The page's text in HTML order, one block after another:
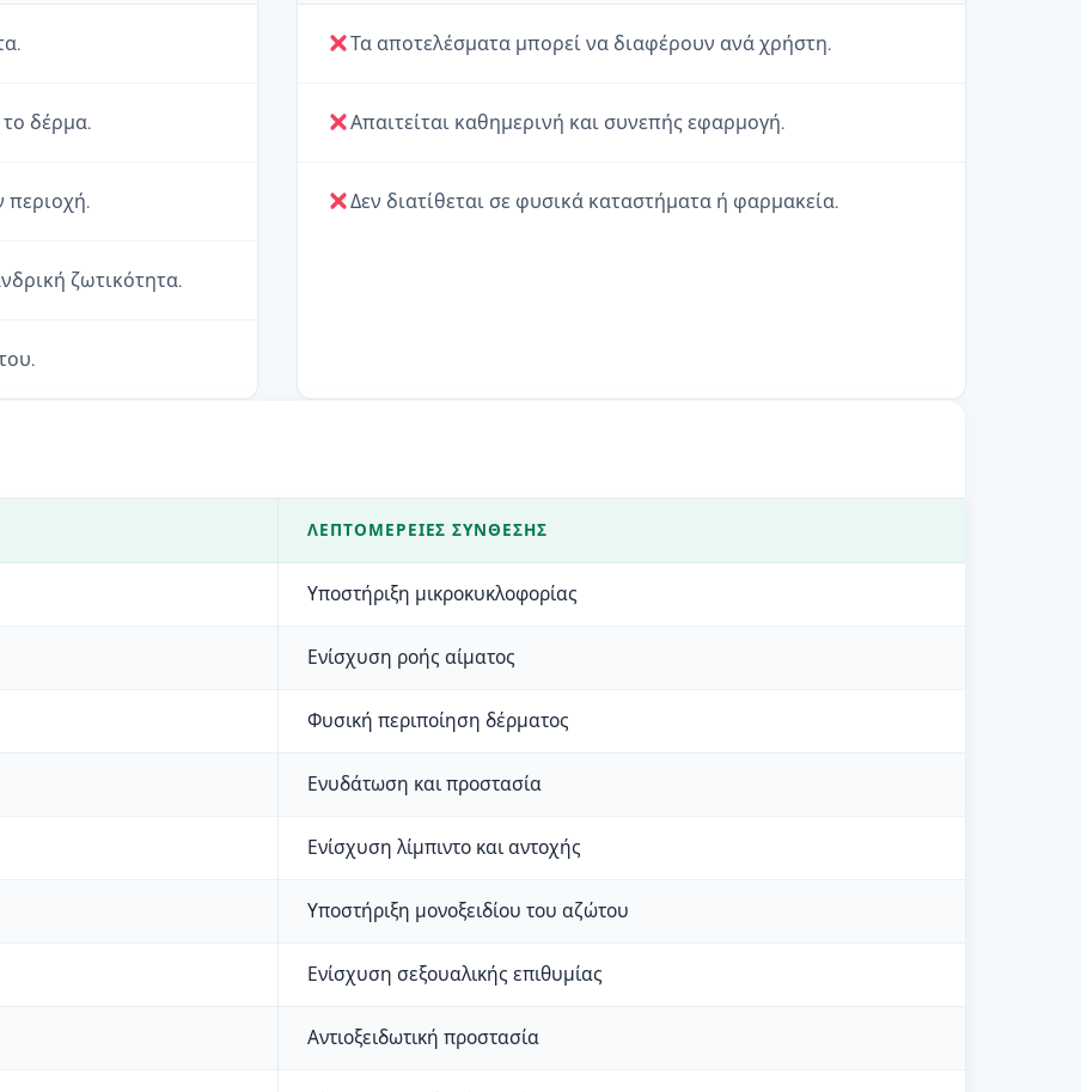
δέρμα.
περιοχή.
ζωτικότητα.
Τα αποτελέσματα μπορεί να διαφέρουν ανά χρήστη.
Απαιτείται καθημερινή και συνεπής εφαρμογή.
Δεν διατίθεται σε φυσικά καταστήματα ή φαρμακεία.
ΛΕΠΤΟΜΈΡΕΙΕΣ ΣΎΝΘΕΣΗΣ
Υποστήριξη μικροκυκλοφορίας
Ενίσχυση ροής αίματος
Φυσική περιποίηση δέρματος
Ενυδάτωση και προστασία
Ενίσχυση λίμπιντο και αντοχής
Υποστήριξη μονοξειδίου του αζώτου
Ενίσχυση σεξουαλικής επιθυμίας
Αντιοξειδωτική προστασία